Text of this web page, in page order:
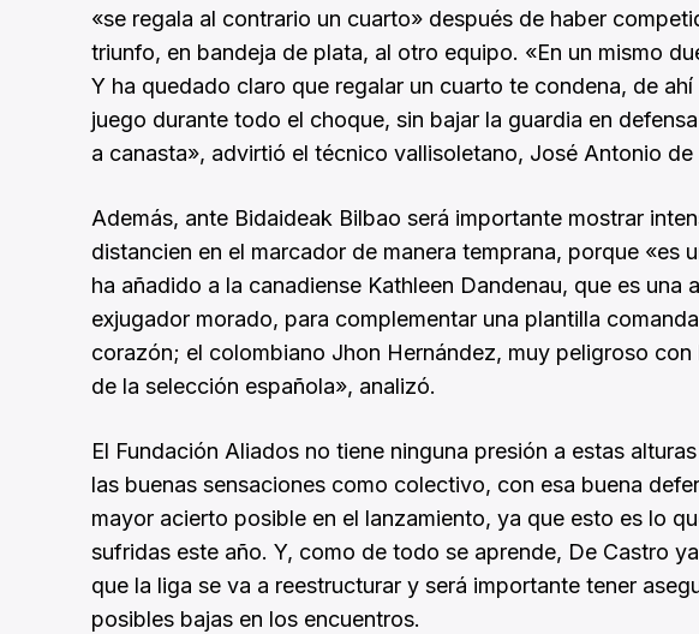
«se regala al contrario un cuarto» después de haber
triunfo, en bandeja de plata, al otro equipo. «En un mismo
Y ha quedado claro que regalar un cuarto te condena, de
juego durante todo el choque, sin bajar la guardia en
a canasta», advirtió el técnico vallisoletano, José Antonio de
Además, ante Bidaideak Bilbao será importante mostrar
distancien en el marcador de manera temprana, porque «es
ha añadido a la canadiense Kathleen Dandenau, que es
exjugador morado, para complementar una plantilla
corazón; el colombiano Jhon Hernández, muy peligroso
de la selección española», analizó.
El Fundación Aliados no tiene ninguna presión a estas
las buenas sensaciones como colectivo, con esa buena
mayor acierto posible en el lanzamiento, ya que esto es lo
sufridas este año. Y, como de todo se aprende, De Castro
que la liga se va a reestructurar y será importante tener
posibles bajas en los encuentros.